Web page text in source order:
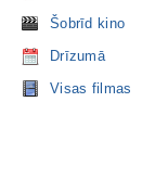
Šobrīd kino
Drīzumā
Visas filmas